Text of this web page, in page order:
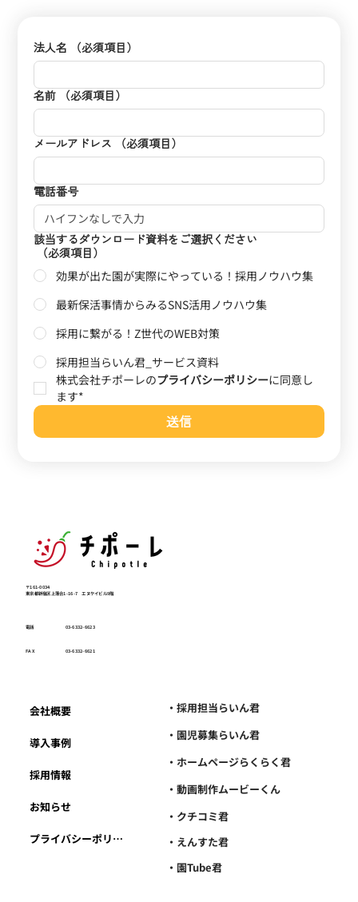
法人名 （必須項目）
名前 （必須項目）
メールアドレス （必須項目）
電話番号
該当するダウンロード資料をご選択ください
（必須項目）
効果が出た園が実際にやっている！採用ノウハウ集
最新保活事情からみるSNS活用ノウハウ集
採用に繋がる！Z世代のWEB対策
採用担当らいん君_サービス資料
株式会社チポーレのプライバシーポリシーに同意し
ます*
送信
〒161-0034
東京都新宿区上落合1-16-7 エヌケイビル9階
電話
FAX
03-6332-6623
03-6332-6621
会社概要
導入事例
採用情報
お知らせ
プライバシーポリシー
・採用担当らいん君
・園児募集らいん君
・動画制作ムービーくん
・ホームページらくらく君
・クチコミ君
・えんすた君
・園Tube君